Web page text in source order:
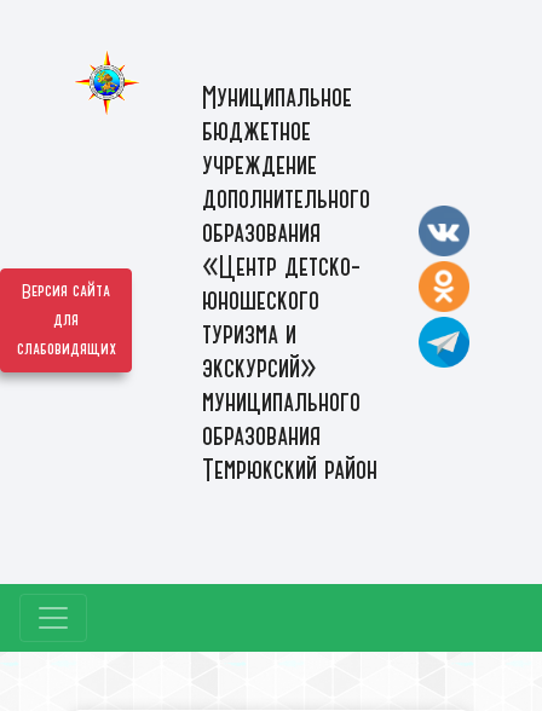
Версия сайта
для
слабовидящих
Муниципальное
бюджетное
учреждение
дополнительного
образования
«Центр детско-
юношеского
туризма и
экскурсий»
муниципального
образования
Темрюкский район